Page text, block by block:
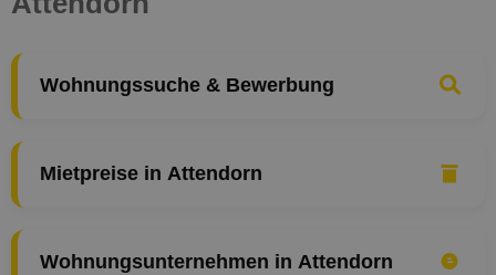
Wohnungssuche & Bewerbung
Mietpreise in Attendorn
Wohnungsunternehmen in Attendorn